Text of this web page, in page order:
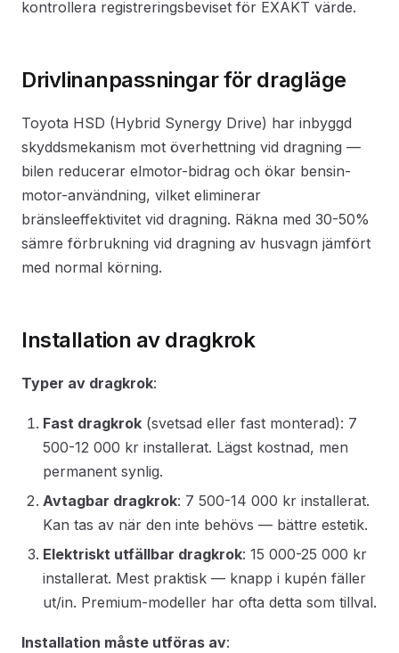
kontrollera registreringsbeviset för EXAKT värde.
Drivlinanpassningar för dragläge
Toyota HSD (Hybrid Synergy Drive) har inbyggd
skyddsmekanism mot överhettning vid dragning —
bilen reducerar elmotor-bidrag och ökar bensin-
motor-användning, vilket eliminerar
bränsleeffektivitet vid dragning. Räkna med 30-50%
sämre förbrukning vid dragning av husvagn jämfört
med normal körning.
Installation av dragkrok
Typer av dragkrok:
Fast dragkrok (svetsad eller fast monterad): 7
500-12 000 kr installerat. Lägst kostnad, men
permanent synlig.
Avtagbar dragkrok: 7 500-14 000 kr installerat.
Kan tas av när den inte behövs — bättre estetik.
Elektriskt utfällbar dragkrok: 15 000-25 000 kr
installerat. Mest praktisk — knapp i kupén fäller
ut/in. Premium-modeller har ofta detta som tillval.
Installation måste utföras av: